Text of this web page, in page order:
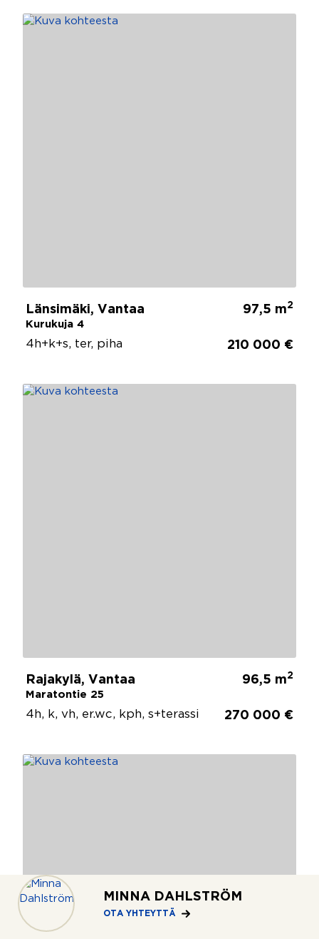
MINNA DAHLSTRÖM
OTA YHTEYTTÄ
Länsimäki, Vantaa
Kurukuja 4
97,5 m2
4h+k+s, ter, piha 210 000 €
Rajakylä, Vantaa
Maratontie 25
96,5 m2
4h, k, vh, er.wc, kph, s+terassi 270 000 €